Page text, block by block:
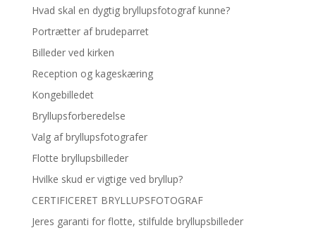
Hvad skal en dygtig bryllupsfotograf kunne?
Portrætter af brudeparret
Billeder ved kirken
Reception og kageskæring
Kongebilledet
Bryllupsforberedelse
Valg af bryllupsfotografer
Flotte bryllupsbilleder
Hvilke skud er vigtige ved bryllup?
CERTIFICERET BRYLLUPSFOTOGRAF
Jeres garanti for flotte, stilfulde bryllupsbilleder